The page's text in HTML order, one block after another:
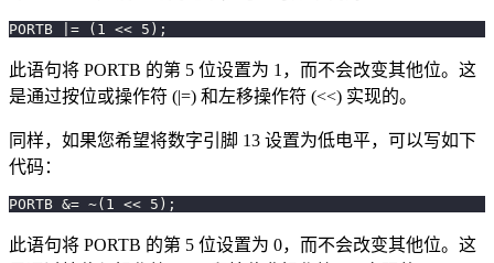
PORTB |= ( 1 << 5 ) ;
此语句将 PORTB 的第 5 位设置为 1，而不会改变其他位。这
是通过按位或操作符 (|=) 和左移操作符 (<<) 实现的。
同样，如果您希望将数字引脚 13 设置为低电平，可以写如下
代码：
PORTB &= ~( 1 << 5 ) ;
此语句将 PORTB 的第 5 位设置为 0，而不会改变其他位。这